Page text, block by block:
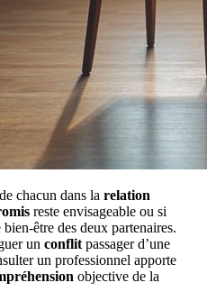
de chacun dans la relation
reste envisageable ou si
être des deux partenaires.
un conflit passager d’une
un professionnel apporte
objective de la